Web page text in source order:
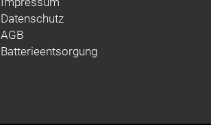
Datenschutz
AGB
Batterieentsorgung